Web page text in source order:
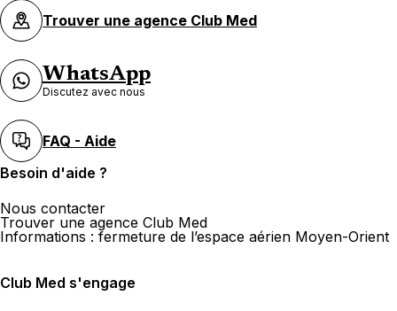
Trouver une agence Club Med
WhatsApp
Discutez avec nous
FAQ - Aide
Besoin d'aide ?
Nous contacter
Trouver une agence Club Med
Informations : fermeture de l’espace aérien Moyen-Orient
Club Med s'engage